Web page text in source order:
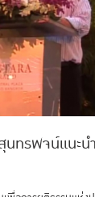
นทรพจน์แนะ